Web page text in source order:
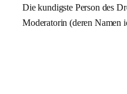
Die kundigste Person des
Moderatorin (deren Namen